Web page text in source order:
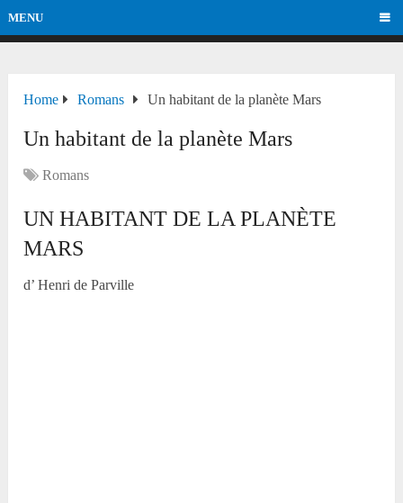
MENU
Home Romans Un habitant de la planète Mars
Un habitant de la planète Mars
Romans
UN HABITANT DE LA PLANÈTE
MARS
d’ Henri de Parville